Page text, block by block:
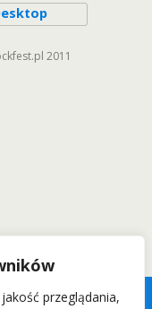
przeglądania,
2011